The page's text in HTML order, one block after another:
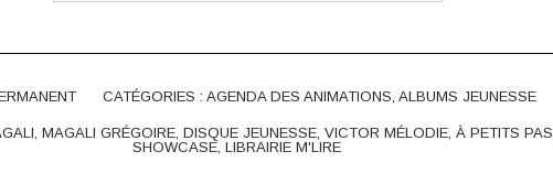
CATÉGORIES : AGENDA DES ANIMATIONS ALBUMS JEUNESSE
MAGALI GRÉGOIRE, DISQUE JEUNESSE, VICTOR MÉLODIE, À PETITS PAS
SHOWCASE, LIBRAIRIE M'LIRE